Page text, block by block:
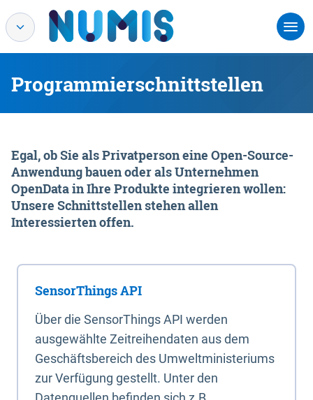
Programmierschnittstellen
Egal, ob Sie als Privatperson eine Open-Source-
Anwendung bauen oder als Unternehmen
OpenData in Ihre Produkte integrieren wollen:
Unsere Schnittstellen stehen allen
Interessierten offen.
SensorThings API
Über die SensorThings API werden
ausgewählte Zeitreihendaten aus dem
Geschäftsbereich des Umweltministeriums
zur Verfügung gestellt. Unter den